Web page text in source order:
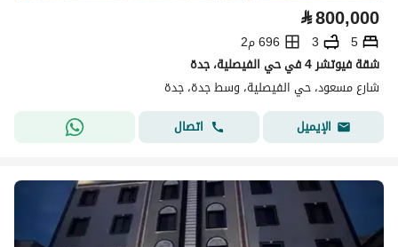
⃁800,000
5
3
696 م2
شقة فيوتشر 4 في حي الفيصلية، جدة
شارع مسعود، حي الفيصلية، وسط جدة، جدة
الإيميل
اتصال